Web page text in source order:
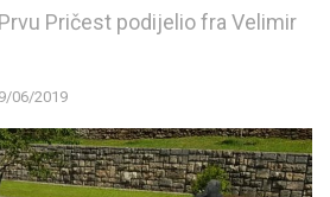
Pričest podijelio fra Velimir
06/2019